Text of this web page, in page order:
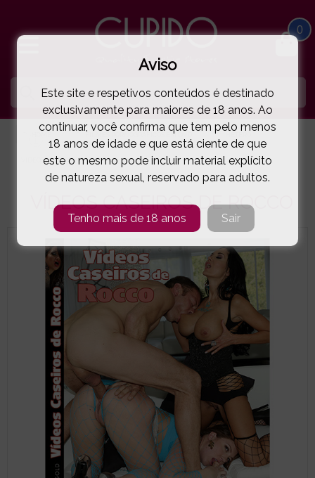
0
FILMES PORNOGRÁFICOS EM DVD
VÍDEOS CASEIROS DE ROCCO( 35-12033 )
VÍDEOS CASEIROS DE ROCCO
Aviso
Este site e respetivos conteúdos é destinado
exclusivamente para maiores de 18 anos. Ao
continuar, você confirma que tem pelo menos
18 anos de idade e que está ciente de que
este o mesmo pode incluir material explícito
de natureza sexual, reservado para adultos.
Tenho mais de 18 anos Sair